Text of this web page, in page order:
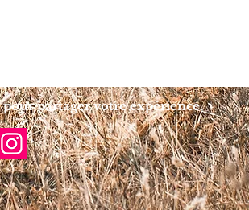
partager votre expérience.